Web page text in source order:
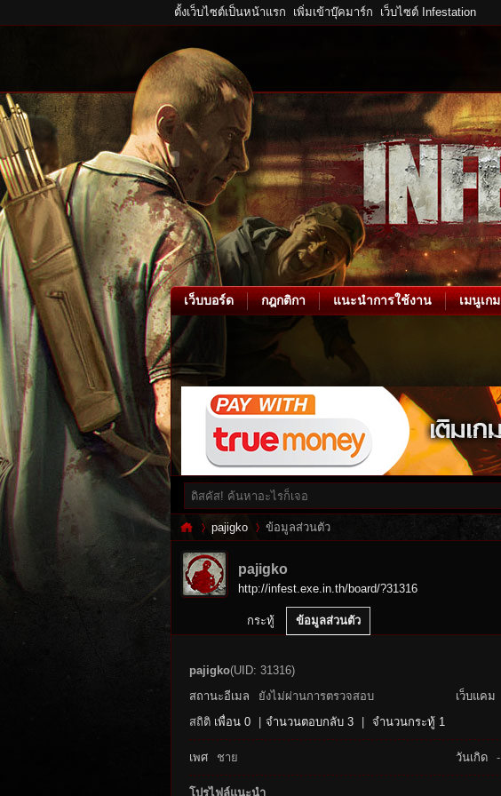
ตั้งเว็บไซต์เป็นหน้าแรก เพิ่มเข้าบุ๊คมาร์ก เว็บไซต์ Infestation
เว็บบอร์ด กฎกติกา แนะนำการใช้งาน เมนูเกม
pajigko ข้อมูลส่วนตัว
pajigko
http://infest.exe.in.th/board/?31316
กระทู้ ข้อมูลส่วนตัว
pajigko(UID: 31316)
สถานะอีเมล
ยังไม่ผ่านการตรวจสอบ เว็บแคม
สถิติ เพื่อน 0 จำนวนตอบกลับ 3 จำนวนกระทู้ 1
เพศ ชาย วันเกิด -
โปรไฟล์แนะนำ